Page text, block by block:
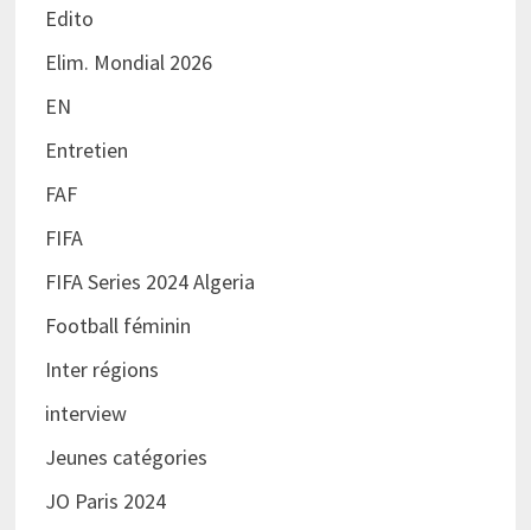
Edito
Elim. Mondial 2026
EN
Entretien
FAF
FIFA
FIFA Series 2024 Algeria
Football féminin
Inter régions
interview
Jeunes catégories
JO Paris 2024